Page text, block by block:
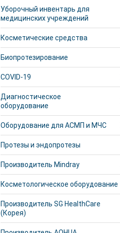
Уборочный инвентарь для
медицинских учреждений
Косметические средства
Биопротезирование
COVID-19
Диагностическое
оборудование
Оборудование для АСМП и МЧС
Протезы и эндопротезы
Производитель Mindray
Косметологическое оборудование
Производитель SG HealthCare
(Корея)